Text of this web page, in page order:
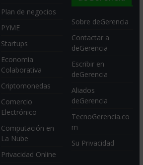
Plan de negocios
PYME
Startups
Economia
Colaborativa
Criptomonedas
Comercio
Electrónico
Computación en
La Nube
Privacidad Online
Sobre deGerencia
Contactar a
deGerencia
Escribir en
deGerencia
Aliados
deGerencia
TecnoGerencia.co
m
Su Privacidad